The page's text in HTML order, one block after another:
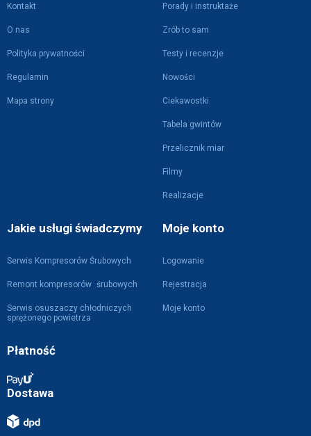
Kontakt
O nas
Polityka prywatności
Regulamin
Mapa strony
Porady i instruktaże
Zrób to sam
Testy i recenzje
Nowości
Ciekawostki
Tabela gwintów
Przelicznik miar
Filmy
Realizacje
Jakie usługi świadczymy
Serwis Kompresorów Śrubowych
Remont kompresorów śrubowych
Serwis osuszaczy chłodniczych
sprężonego powietrza
Moje konto
Logowanie
Rejestracja
Moje konto
Płatność
Dostawa